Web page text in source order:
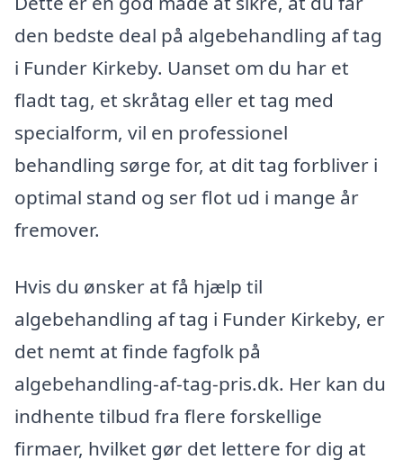
den bedste deal på algebehandling af tag
i Funder Kirkeby. Uanset om du har et
fladt tag, et skråtag eller et tag med
specialform, vil en professionel
behandling sørge for, at dit tag forbliver i
optimal stand og ser flot ud i mange år
fremover.
Hvis du ønsker at få hjælp til
algebehandling af tag i Funder Kirkeby, er
det nemt at finde fagfolk på
algebehandling-af-tag-pris.dk. Her kan du
indhente tilbud fra flere forskellige
firmaer, hvilket gør det lettere for dig at